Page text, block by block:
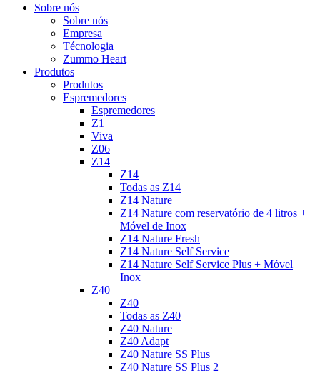
Sobre nós
Sobre nós
Empresa
Técnologia
Zummo Heart
Produtos
Produtos
Espremedores
Espremedores
Z1
Viva
Z06
Z14
Z14
Todas as Z14
Z14 Nature
Z14 Nature com reservatório de 4 litros +
Móvel de Inox
Z14 Nature Fresh
Z14 Nature Self Service
Z14 Nature Self Service Plus + Móvel
Inox
Z40
Z40
Todas as Z40
Z40 Nature
Z40 Adapt
Z40 Nature SS Plus
Z40 Nature SS Plus 2